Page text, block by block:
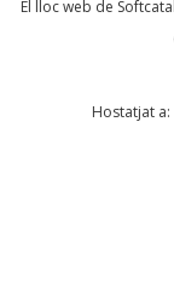
Comentari *
El lloc web de
Hostatjat a: